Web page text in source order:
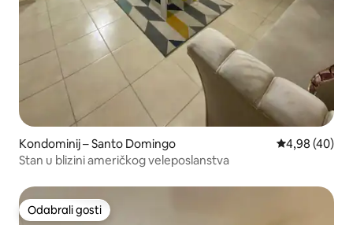
Kondominij – Santo Domingo Prosječna
4,98 (40)
Stan u blizini američkog veleposlanstva
Odabrali gosti
Odabrali gosti